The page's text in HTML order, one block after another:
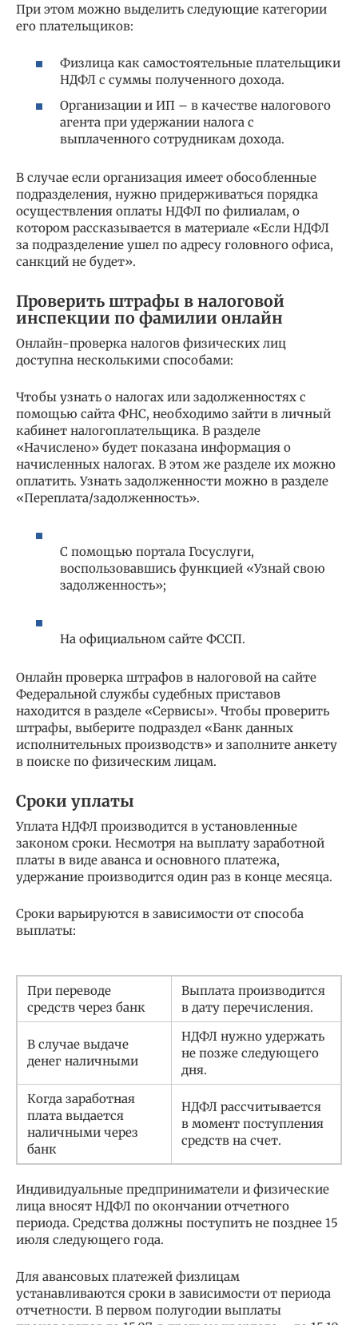
При этом можно выделить следующие категории
его плательщиков:
Физлица как самостоятельные плательщики
НДФЛ с суммы полученного дохода.
Организации и ИП – в качестве налогового
агента при удержании налога с
выплаченного сотрудникам дохода.
В случае если организация имеет обособленные
подразделения, нужно придерживаться порядка
осуществления оплаты НДФЛ по филиалам, о
котором рассказывается в материале «Если НДФЛ
за подразделение ушел по адресу головного офиса,
санкций не будет».
Проверить штрафы в налоговой
инспекции по фамилии онлайн
Онлайн-проверка налогов физических лиц
доступна несколькими способами:
Чтобы узнать о налогах или задолженностях с
помощью сайта ФНС, необходимо зайти в личный
кабинет налогоплательщика. В разделе
«Начислено» будет показана информация о
начисленных налогах. В этом же разделе их можно
оплатить. Узнать задолженности можно в разделе
«Переплата/задолженность».
С помощью портала Госуслуги,
воспользовавшись функцией «Узнай свою
задолженность»;
На официальном сайте ФССП.
Онлайн проверка штрафов в налоговой на сайте
Федеральной службы судебных приставов
находится в разделе «Сервисы». Чтобы проверить
штрафы, выберите подраздел «Банк данных
исполнительных производств» и заполните анкету
в поиске по физическим лицам.
Сроки уплаты
Уплата НДФЛ производится в установленные
законом сроки. Несмотря на выплату заработной
платы в виде аванса и основного платежа,
удержание производится один раз в конце месяца.
Сроки варьируются в зависимости от способа
выплаты:
При переводе
средств через банк
Выплата производится
в дату перечисления.
В случае выдаче
денег наличными
НДФЛ нужно удержать
не позже следующего
дня.
Когда заработная
плата выдается
наличными через
банк
НДФЛ рассчитывается
в момент поступления
средств на счет.
Индивидуальные предприниматели и физические
лица вносят НДФЛ по окончании отчетного
периода. Средства должны поступить не позднее 15
июля следующего года.
Для авансовых платежей физлицам
устанавливаются сроки в зависимости от периода
отчетности. В первом полугодии выплаты